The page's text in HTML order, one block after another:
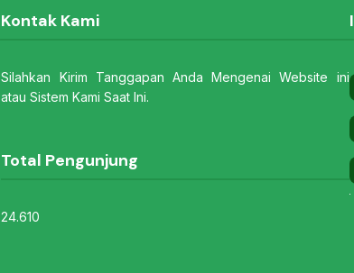
Kontak Kami
Silahkan Kirim Tanggapan Anda Mengenai Website ini
atau Sistem Kami Saat Ini.
Total Pengunjung
24.610